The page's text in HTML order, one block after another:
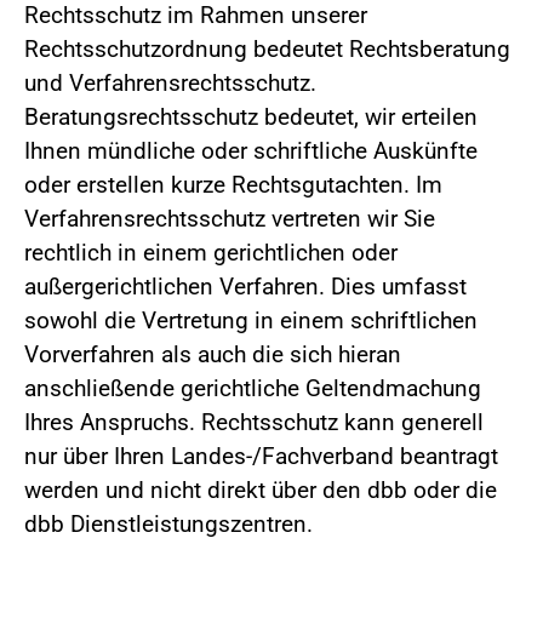
Rechtsschutz im Rahmen unserer
Rechtsschutzordnung bedeutet Rechtsberatung
und Verfahrensrechtsschutz.
Beratungsrechtsschutz bedeutet, wir erteilen
Ihnen mündliche oder schriftliche Auskünfte
oder erstellen kurze Rechtsgutachten. Im
Verfahrensrechtsschutz vertreten wir Sie
rechtlich in einem gerichtlichen oder
außergerichtlichen Verfahren. Dies umfasst
sowohl die Vertretung in einem schriftlichen
Vorverfahren als auch die sich hieran
anschließende gerichtliche Geltendmachung
Ihres Anspruchs. Rechtsschutz kann generell
nur über Ihren Landes-/Fachverband beantragt
werden und nicht direkt über den dbb oder die
dbb Dienstleistungszentren.